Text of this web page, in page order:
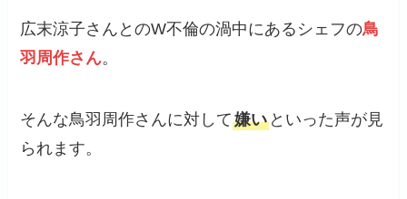
広末涼子さんとのW不倫の渦中にあるシェフの鳥
羽周作さん。
そんな鳥羽周作さんに対して嫌い といった声が見
られます。